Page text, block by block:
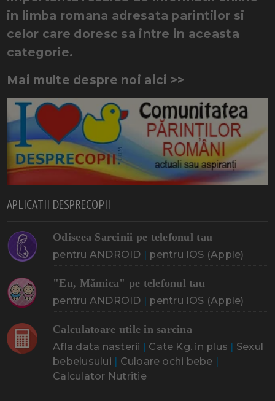
in limba romana adresata parintilor si
celor care doresc sa intre in aceasta
categorie.
Mai multe despre noi aici >>
APLICATII DESPRECOPII
Odiseea Sarcinii pe telefonul tau
pentru ANDROID | pentru IOS (Apple)
"Eu, Mămica" pe telefonul tau
pentru ANDROID | pentru IOS (Apple)
Calculatoare utile in sarcina
Afla data nasterii | Cate Kg. in plus | Sexul
bebelusului | Culoare ochi bebe |
Calculator Nutritie